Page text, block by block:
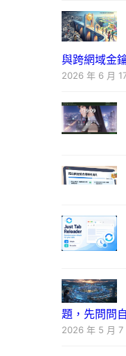
與跨網域金
2026 年 6 月
題，先問問
2026 年 5 月 7